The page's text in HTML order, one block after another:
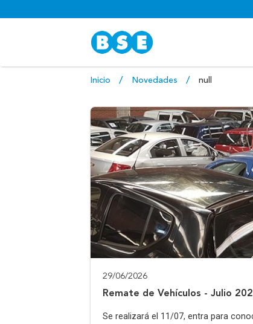
Inicio Novedades null
29/06/2026
Remate de Vehículos - Julio
Se realizará el 11/07, entra para